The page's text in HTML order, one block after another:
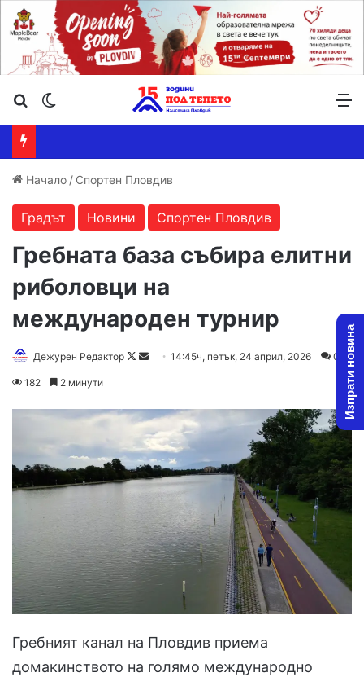
Търсене ...
Начало / Спортен Пловдив
Градът Новини Спортен Пловдив
Гребната база събира елитни
риболовци на
международен турнир
Дежурен Редактор
Follow
Send14:45ч, петък, 24 април, 2026 0
182 2 минути
Гребният канал на Пловдив приема
домакинството на голямо международно
Изпрати новина